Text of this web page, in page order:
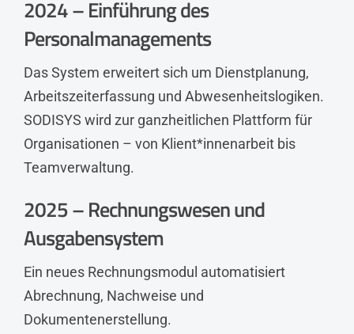
2024 – Einführung des
Personalmanagements
Das System erweitert sich um Dienstplanung,
Arbeitszeiterfassung und Abwesenheitslogiken.
SODISYS wird zur ganzheitlichen Plattform für
Organisationen – von Klient*innenarbeit bis
Teamverwaltung.
2025 – Rechnungswesen und
Ausgabensystem
Ein neues Rechnungsmodul automatisiert
Abrechnung, Nachweise und
Dokumentenerstellung.